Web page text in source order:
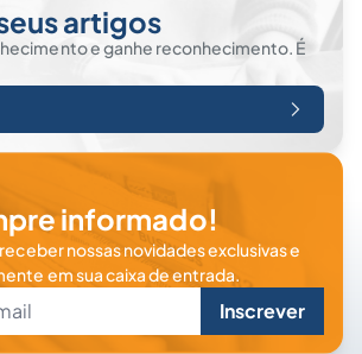
artigos
e ganhe reconhecimento. É
informado!
nossas novidades exclusivas e
em sua caixa de entrada.
Inscrever